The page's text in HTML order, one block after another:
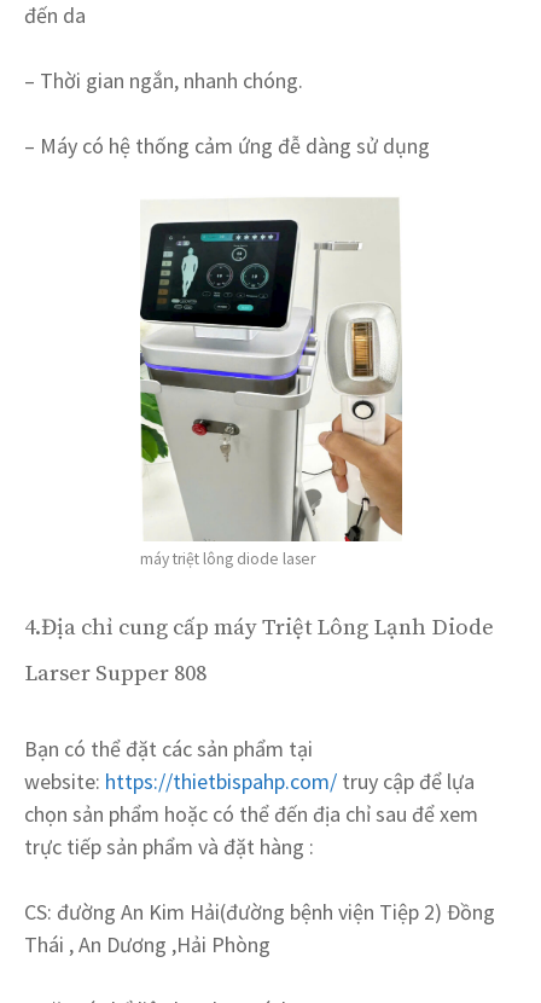
đến da
– Thời gian ngắn, nhanh chóng.
– Máy có hệ thống cảm ứng đễ dàng sử dụng
máy triệt lông diode laser
4.Địa chỉ cung cấp máy Triệt Lông Lạnh Diode
Larser Supper 808
Bạn có thể đặt các sản phẩm tại
website: https://thietbispahp.com/ truy cập để lựa
chọn sản phẩm hoặc có thể đến địa chỉ sau để xem
trực tiếp sản phẩm và đặt hàng :
CS: đường An Kim Hải(đường bệnh viện Tiệp 2) Đồng
Thái , An Dương ,Hải Phòng